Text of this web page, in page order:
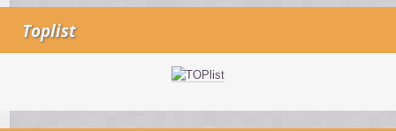
Toplist